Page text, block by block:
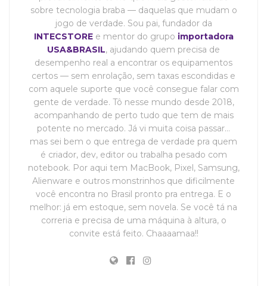
sobre tecnologia braba — daquelas que mudam o
jogo de verdade. Sou pai, fundador da
INTECSTOREe mentor do grupo importadora
USA&BRASIL, ajudando quem precisa de
desempenho real a encontrar os equipamentos
certos — sem enrolação, sem taxas escondidas e
com aquele suporte que você consegue falar com
gente de verdade. Tô nesse mundo desde 2018,
acompanhando de perto tudo que tem de mais
potente no mercado. Já vi muita coisa passar…
mas sei bem o que entrega de verdade pra quem
é criador, dev, editor ou trabalha pesado com
notebook. Por aqui tem MacBook, Pixel, Samsung,
Alienware e outros monstrinhos que dificilmente
você encontra no Brasil pronto pra entrega. E o
melhor: já em estoque, sem novela. Se você tá na
correria e precisa de uma máquina à altura, o
convite está feito. Chaaaamaa!!